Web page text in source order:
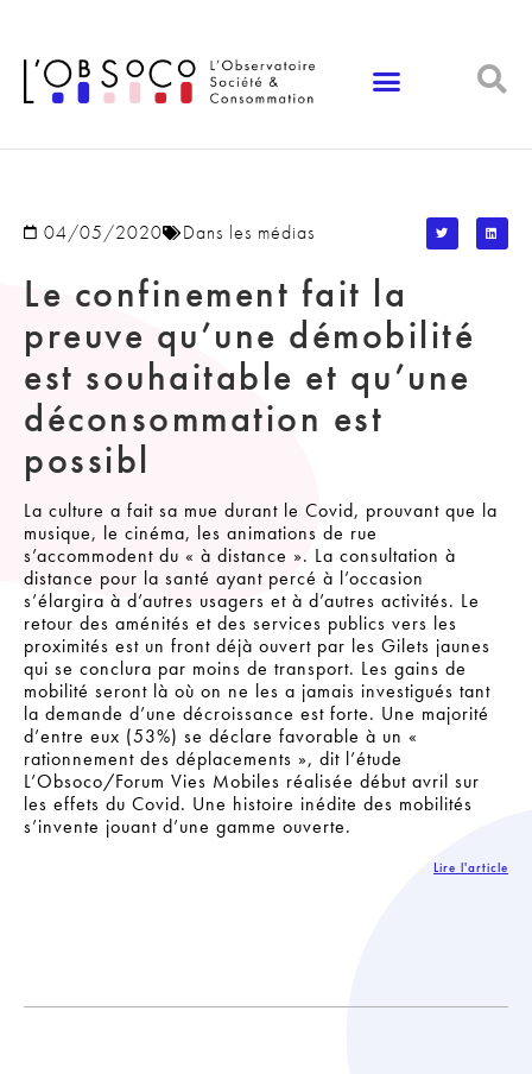
04/05/2020 Dans les médias
Le confinement fait la
preuve qu’une démobilité
est souhaitable et qu’une
déconsommation est
possibl
La culture a fait sa mue durant le Covid, prouvant que la
musique, le cinéma, les animations de rue
s’accommodent du « à distance ». La consultation à
distance pour la santé ayant percé à l’occasion
s’élargira à d’autres usagers et à d’autres activités. Le
retour des aménités et des services publics vers les
proximités est un front déjà ouvert par les Gilets jaunes
qui se conclura par moins de transport. Les gains de
mobilité seront là où on ne les a jamais investigués tant
la demande d’une décroissance est forte. Une majorité
d’entre eux (53%) se déclare favorable à un «
rationnement des déplacements », dit l’étude
L’Obsoco/Forum Vies Mobiles réalisée début avril sur
les effets du Covid. Une histoire inédite des mobilités
s’invente jouant d’une gamme ouverte.
Lire l'article